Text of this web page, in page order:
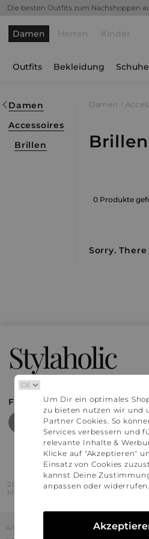
Die besten Outfits zum Nachshoppen
Damen Herren Kinder
Outfits Bekleidung Schuhe
Damen
Accessoires
Brillen
Damen
Brillen
0 Produkte
Sorry.
Stylaholic
FIND MORE INSPIRATION
2016 - 2026 © Stylaholic.
Made for you with love in munich.
Alle Preise inkl. der jeweils geltenden
Um Dir ein optimales
zu bieten nutzen wir und
Partner Cookies. So
Services verbessern und
relevante Inhalte &
Klicke auf "Akzeptieren"
Einsatz von Cookies
kannst Deine
anpassen oder widerrufen.